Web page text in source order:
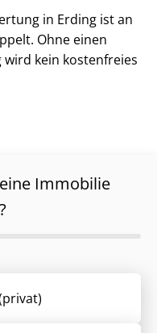
in Erding ist an
Ohne einen
kein kostenfreies
Immobilie